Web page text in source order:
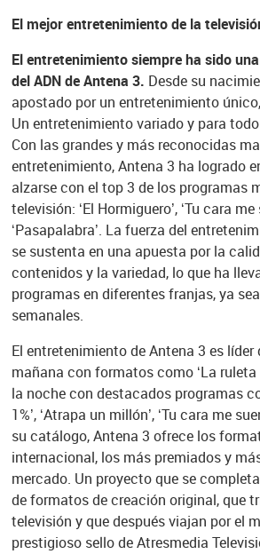
El mejor entretenimiento de la
El entretenimiento siempre ha sido
del ADN de Antena 3. Desde su
apostado por un entretenimiento
Un entretenimiento variado y para
Con las grandes y más reconocidas
entretenimiento, Antena 3 ha logrado
alzarse con el top 3 de los programas
televisión: ‘El Hormiguero’, ‘Tu cara me
‘Pasapalabra’. La fuerza del
se sustenta en una apuesta por la
contenidos y la variedad, lo que ha
programas en diferentes franjas, ya
semanales.
El entretenimiento de Antena 3 es líder
mañana con formatos como ‘La ruleta
la noche con destacados programas
1%’, ‘Atrapa un millón’, ‘Tu cara me
su catálogo, Antena 3 ofrece los
internacional, los más premiados y
mercado. Un proyecto que se
de formatos de creación original, que
televisión y que después viajan por el
prestigioso sello de Atresmedia